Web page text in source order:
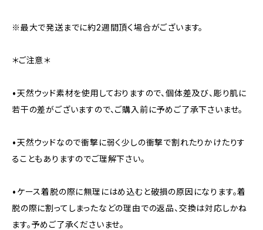
※最大で発送までに約2週間頂く場合がございます。
＊ご注意＊
•天然ウッド素材を使用しておりますので、個体差及び、彫り肌に
若干の差がございますので、ご購入前に予めご了承下さいませ。
•天然ウッドなので衝撃に弱く少しの衝撃で割れたりかけたりす
ることもありますのでご理解下さい。
•ケース着脱の際に無理にはめ込むと破損の原因になります。着
脱の際に割ってしまったなどの理由での返品、交換は対応しかね
ます。予めご了承くださいませ。